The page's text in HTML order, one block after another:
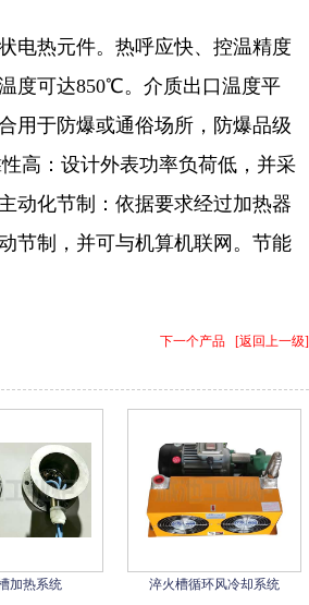
热元件。热呼应快、控温精度
度可达850℃。介质出口温度平
用于防爆或通俗场所，防爆品级
高：设计外表功率负荷低，并采
动化节制：依据要求经过加热器
节制，并可与机算机联网。节能
下一个产品 [返回上一级]
加热系统 淬火槽循环风冷却系统